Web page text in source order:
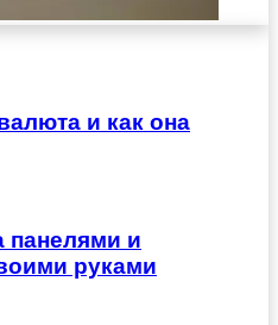
и как она
панелями и
руками